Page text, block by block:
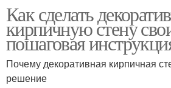
Как сделать
кирпичную стену
пошаговая
Почему декоративная кирпичная
решение